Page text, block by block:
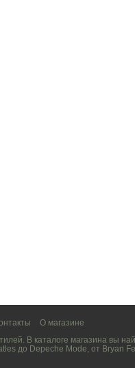
О магазине
В каталоге магазина вы
до Depeche Mode, от Bryan